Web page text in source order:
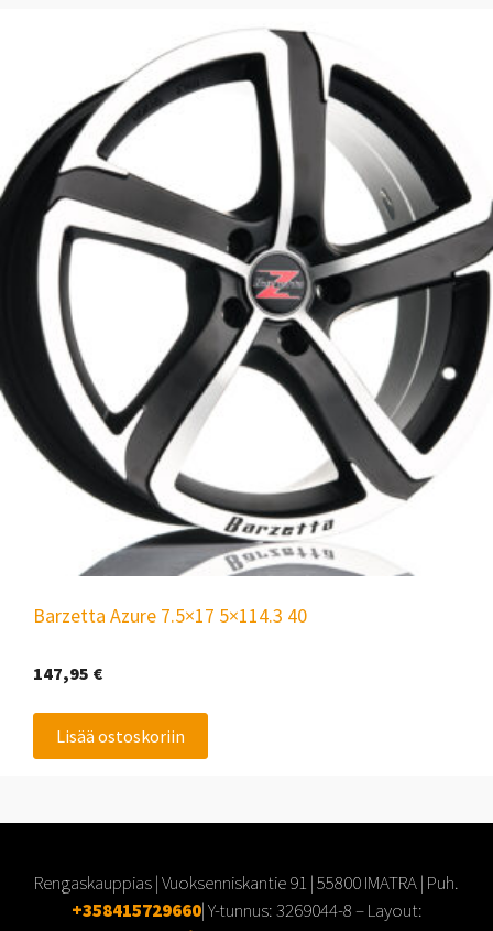
Barzetta Azure 7.5×17 5×114.3 40
147,95 €
Lisää ostoskoriin
Rengaskauppias | Vuoksenniskantie 91 | 55800 IMATRA | Puh.
+358415729660| Y-tunnus:3269044-8– Layout: